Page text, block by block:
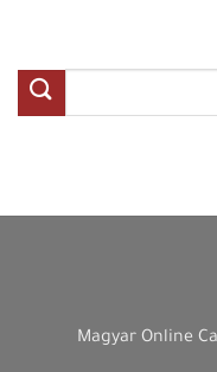
Magyar Online